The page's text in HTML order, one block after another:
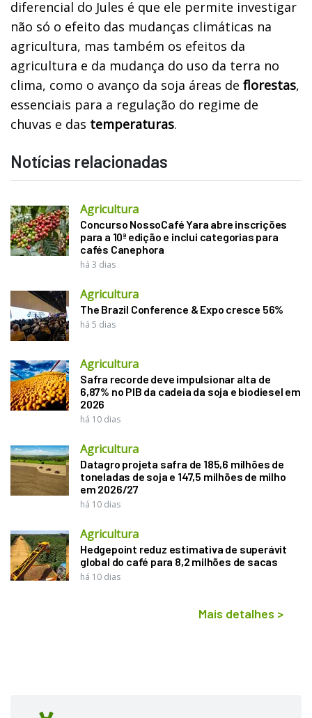
diferencial do Jules é que ele permite investigar
não só o efeito das mudanças climáticas na
agricultura, mas também os efeitos da
agricultura e da mudança do uso da terra no
clima, como o avanço da soja áreas de ﬂorestas,
essenciais para a regulação do regime de
chuvas e das temperaturas.
Notícias relacionadas
Agricultura
Concurso NossoCafé Yara abre inscrições
para a 10ª edição e inclui categorias para
cafés Canephora
há 3 dias
Agricultura
The Brazil Conference & Expo cresce 56%
há 5 dias
Agricultura
Safra recorde deve impulsionar alta de
6,87% no PIB da cadeia da soja e biodiesel em
2026
há 10 dias
Agricultura
Datagro projeta safra de 185,6 milhões de
toneladas de soja e 147,5 milhões de milho
em 2026/27
há 10 dias
Agricultura
Hedgepoint reduz estimativa de superávit
global do café para 8,2 milhões de sacas
há 10 dias
Mais detalhes >